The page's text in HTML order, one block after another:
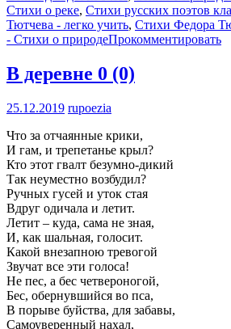
Стихи о реке, Стихи русских поэтов
Тютчева - легко учить, Стихи Федора
- Стихи о природеПрокомментировать
В деревне 0 (0)
25.12.2019 rupoezia
Что за отчаянные крики,
И гам, и трепетанье крыл?
Кто этот гвалт безумно-дикий
Так неуместно возбудил?
Ручных гусей и уток стая
Вдруг одичала и летит.
Летит – куда, сама не зная,
И, как шальная, голосит.
Какой внезапною тревогой
Звучат все эти голоса!
Не пес, а бес четвероногой,
Бес, обернувшийся во пса,
В порыве буйства, для забавы,
Самоуверенный нахал,